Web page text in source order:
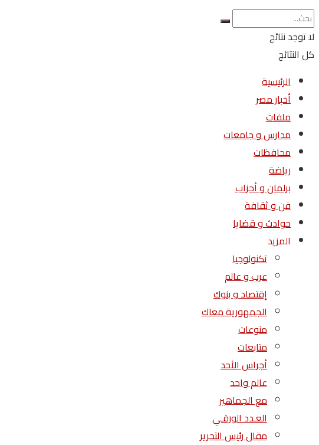
لا توجد نتائج
كل النتائج
الرئيسية
أخبار مصر
ملفات
مدارس و جامعات
محافظات
رياضة
برلمان و أحزاب
فن و ثقافة
حوادث و قضايا
المزيد
تكنولوجيا
عرب و عالم
إقتصاد و بنوك
الجمهورية معاك
منوعات
متابعات
أجراس الأحد
عالم واحد
مع الجماهير
العـدد الورقـي
مقال رئيس التحرير